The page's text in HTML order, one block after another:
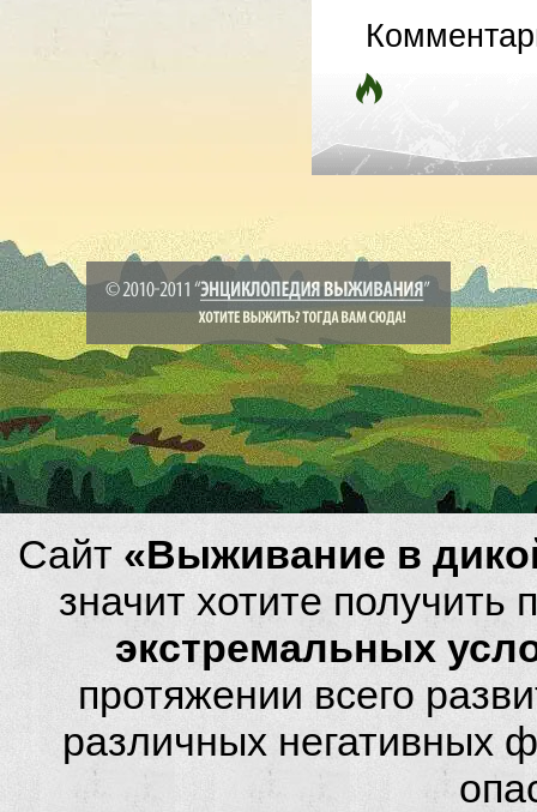
Сайт «Выживание в
значит хотите
экстремальных
протяжении всего
различных негативных